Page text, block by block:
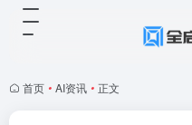
首页 • AI资讯 • 正文